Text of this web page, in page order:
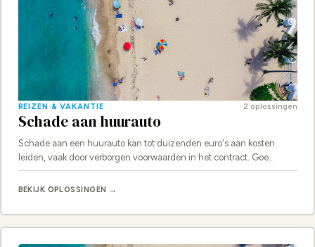
REIZEN & VAKANTIE 2 oplossingen
Schade aan huurauto
Schade aan een huurauto kan tot duizenden euro's aan kosten
leiden, vaak door verborgen voorwaarden in het contract. Goe…
BEKIJK OPLOSSINGEN →